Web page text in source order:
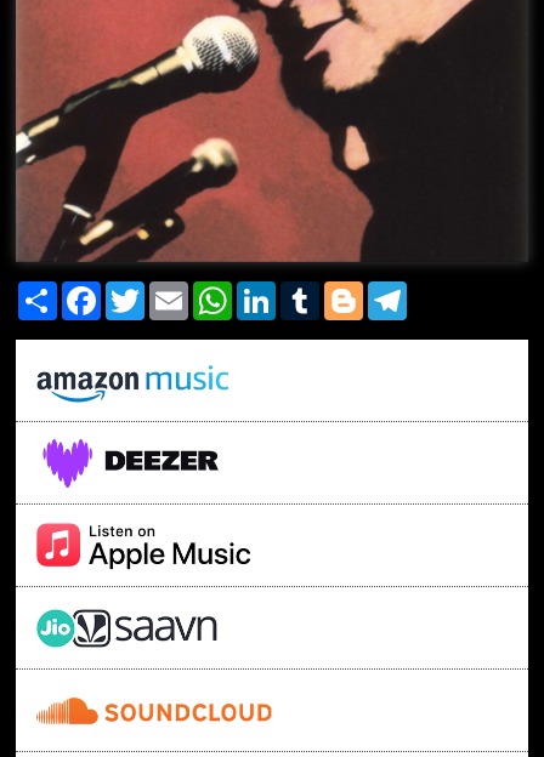
Share FacebookTwitterEmail WhatsAppLinkedInTumblrBlogger